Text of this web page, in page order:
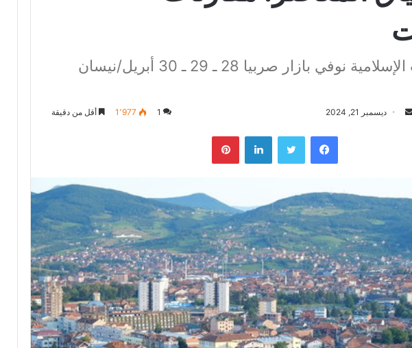
كلية الدراسات الإسلامية نوفي بازار صربيا 28 ـ 29 ـ 30 أبريل/نيسان
إ
ل
ك
ت
ر
و
ديسمبر 21, 2024 1 1٬977 أقل من دقيقة
فيسبوك تويتر لينكدإن بينتيريست